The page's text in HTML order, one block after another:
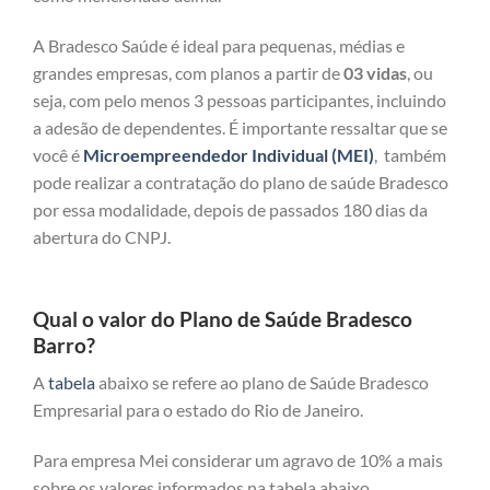
A Bradesco Saúde é ideal para pequenas, médias e
grandes empresas, com planos a partir de03 vidas, ou
seja, com pelo menos 3 pessoas participantes, incluindo
a adesão de dependentes. É importante ressaltar que se
você é Microempreendedor Individual (MEI), também
pode realizar a contratação do plano de saúde Bradesco
por essa modalidade, depois de passados 180 dias da
abertura do CNPJ.
Qual o valor do Plano de Saúde Bradesco
Barro?
Atabelaabaixo se refere ao plano de Saúde Bradesco
Empresarial para o estado do Rio de Janeiro.
Para empresa Mei considerar um agravo de 10% a mais